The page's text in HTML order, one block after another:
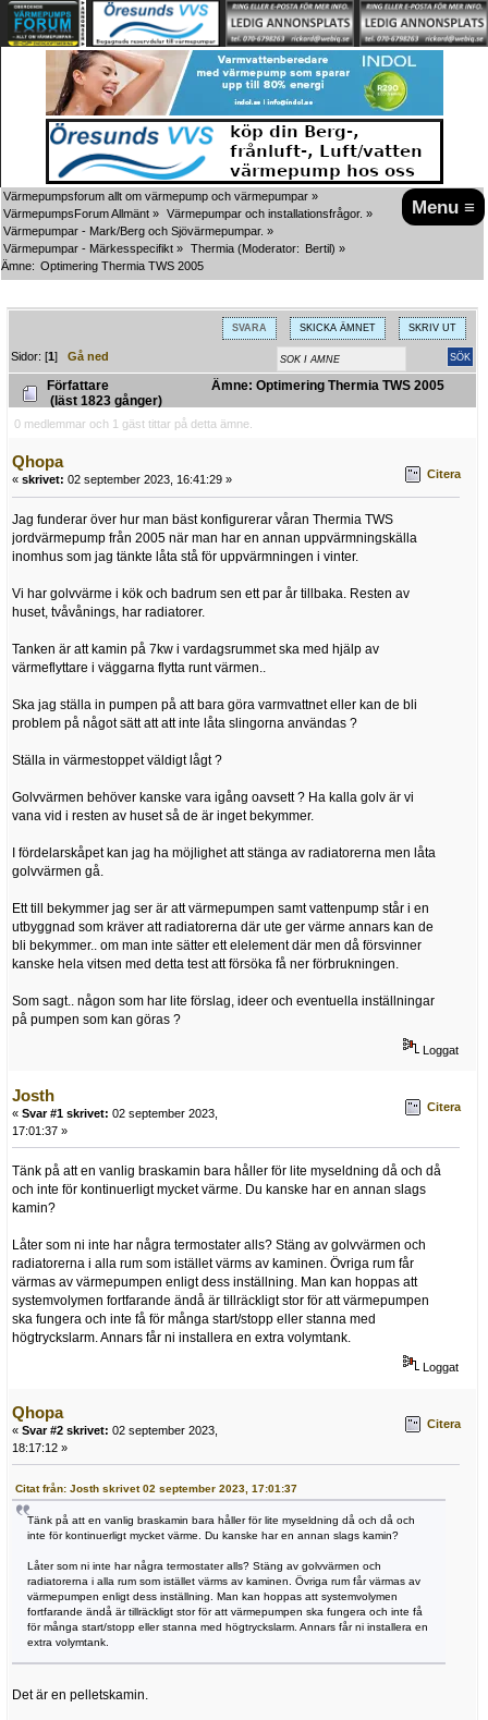
Menu ≡
Värmepumpsforum allt om värmepump och värmepumpar »
VärmepumpsForum Allmänt » Värmepumpar och installationsfrågor. »
Värmepumpar - Mark/Berg och Sjövärmepumpar. »
Värmepumpar - Märkesspecifikt » Thermia (Moderator: Bertil) »
Ämne: Optimering Thermia TWS 2005
SVARA SKICKA ÄMNET SKRIV UT
Sidor: [1]Gå ned
Författare
Ämne: Optimering Thermia TWS 2005
(läst 1823 gånger)
0 medlemmar och 1 gäst tittar på detta ämne.
Qhopa
« skrivet: 02 september 2023, 16:41:29 » Citera
Jag funderar över hur man bäst konfigurerar våran Thermia TWS
jordvärmepump från 2005 när man har en annan uppvärmningskälla
inomhus som jag tänkte låta stå för uppvärmningen i vinter.
Vi har golvvärme i kök och badrum sen ett par år tillbaka. Resten av
huset, tvåvånings, har radiatorer.
Tanken är att kamin på 7kw i vardagsrummet ska med hjälp av
värmeflyttare i väggarna flytta runt värmen..
Ska jag ställa in pumpen på att bara göra varmvattnet eller kan de bli
problem på något sätt att att inte låta slingorna användas ?
Ställa in värmestoppet väldigt lågt ?
Golvvärmen behöver kanske vara igång oavsett ? Ha kalla golv är vi
vana vid i resten av huset så de är inget bekymmer.
I fördelarskåpet kan jag ha möjlighet att stänga av radiatorerna men låta
golvvärmen gå.
Ett till bekymmer jag ser är att värmepumpen samt vattenpump står i en
utbyggnad som kräver att radiatorerna där ute ger värme annars kan de
bli bekymmer.. om man inte sätter ett elelement där men då försvinner
kanske hela vitsen med detta test att försöka få ner förbrukningen.
Som sagt.. någon som har lite förslag, ideer och eventuella inställningar
på pumpen som kan göras ?
Loggat
Josth
« Svar #1 skrivet: 02 september 2023,
17:01:37 »
Citera
Tänk på att en vanlig braskamin bara håller för lite myseldning då och då
och inte för kontinuerligt mycket värme. Du kanske har en annan slags
kamin?
Låter som ni inte har några termostater alls? Stäng av golvvärmen och
radiatorerna i alla rum som istället värms av kaminen. Övriga rum får
värmas av värmepumpen enligt dess inställning. Man kan hoppas att
systemvolymen fortfarande ändå är tillräckligt stor för att värmepumpen
ska fungera och inte få för många start/stopp eller stanna med
högtryckslarm. Annars får ni installera en extra volymtank.
Loggat
Qhopa
« Svar #2 skrivet: 02 september 2023,
18:17:12 »
Citera
Citat från: Josth skrivet 02 september 2023, 17:01:37
Tänk på att en vanlig braskamin bara håller för lite myseldning då och då och
inte för kontinuerligt mycket värme. Du kanske har en annan slags kamin?
Låter som ni inte har några termostater alls? Stäng av golvvärmen och
radiatorerna i alla rum som istället värms av kaminen. Övriga rum får värmas av
värmepumpen enligt dess inställning. Man kan hoppas att systemvolymen
fortfarande ändå är tillräckligt stor för att värmepumpen ska fungera och inte få
för många start/stopp eller stanna med högtryckslarm. Annars får ni installera en
extra volymtank.
Det är en pelletskamin.